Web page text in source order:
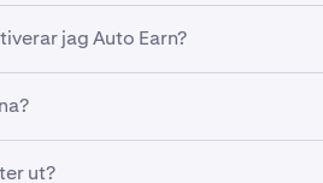
på kontot nästa dag.
jag Auto Earn?
eller inaktivera Auto Earn.
ut?